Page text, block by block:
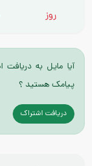
روز
آیا مایل به
پیامک هستید ؟
دریافت اشتراک